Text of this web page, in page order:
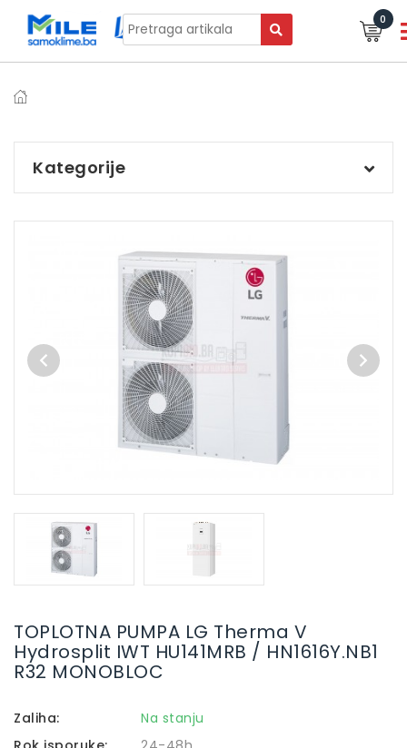
0
Kategorije
TOPLOTNA PUMPA LG Therma V
Hydrosplit IWT HU141MRB / HN1616Y.NB1
R32 MONOBLOC
Zaliha:
Na stanju